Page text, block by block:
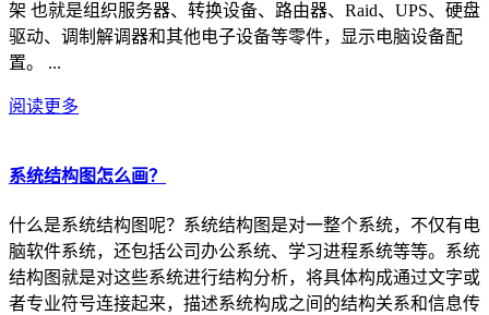
架 也就是组织服务器、转换设备、路由器、Raid、UPS、硬盘
驱动、调制解调器和其他电子设备等零件，显示电脑设备配
置。 ...
阅读更多
系统结构图怎么画？
什么是系统结构图呢？系统结构图是对一整个系统，不仅有电
脑软件系统，还包括公司办公系统、学习进程系统等等。系统
结构图就是对这些系统进行结构分析，将具体构成通过文字或
者专业符号连接起来，描述系统构成之间的结构关系和信息传